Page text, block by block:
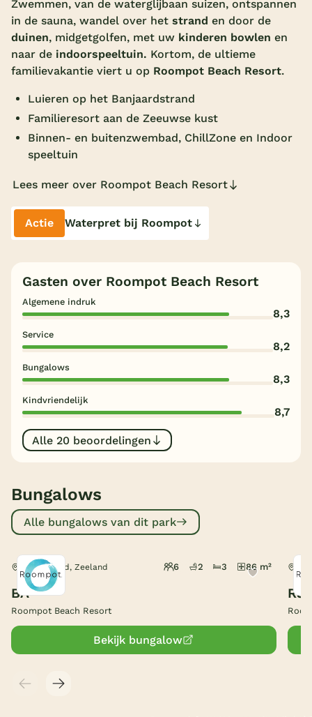
Overdekt zwembad
Wildwaterbaan
Indoor speeltuin
Alle populaire faciliteiten
Keuzehulp
Nederland
Veluwe
Limburg
Duitsland
Onze e-boeken
Zwemmen, van de waterglijbaan suizen, ontspannen
in de sauna, wandel over het strand en door de
duinen, midgetgolfen, met uw kinderen bowlen en
naar de indoorspeeltuin. Kortom, de ultieme
familievakantie viert u op Roompot Beach Resort.
Luieren op het Banjaardstrand
Familieresort aan de Zeeuwse kust
Binnen- en buitenzwembad, ChillZone en Indoor
speeltuin
Lees meer over Roompot Beach Resort
Actie Waterpret bij Roompot
Gasten over Roompot Beach Resort
Algemene indruk
8,3
Service
8,2
Bungalows
8,3
Kindvriendelijk
8,7
Alle 20 beoordelingen
Bungalows
Alle bungalows van dit park
Kamperland, Zeeland 6 2 3 86 m²
BA
Roompot Beach Resort
Bekijk bungalow